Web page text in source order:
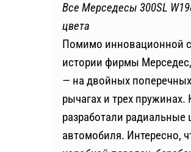
Все Мерседесы 300SL
цвета
Помимо инновационной
истории фирмы
— на двойных
рычагах и трех
разработали
автомобиля. Интересно,